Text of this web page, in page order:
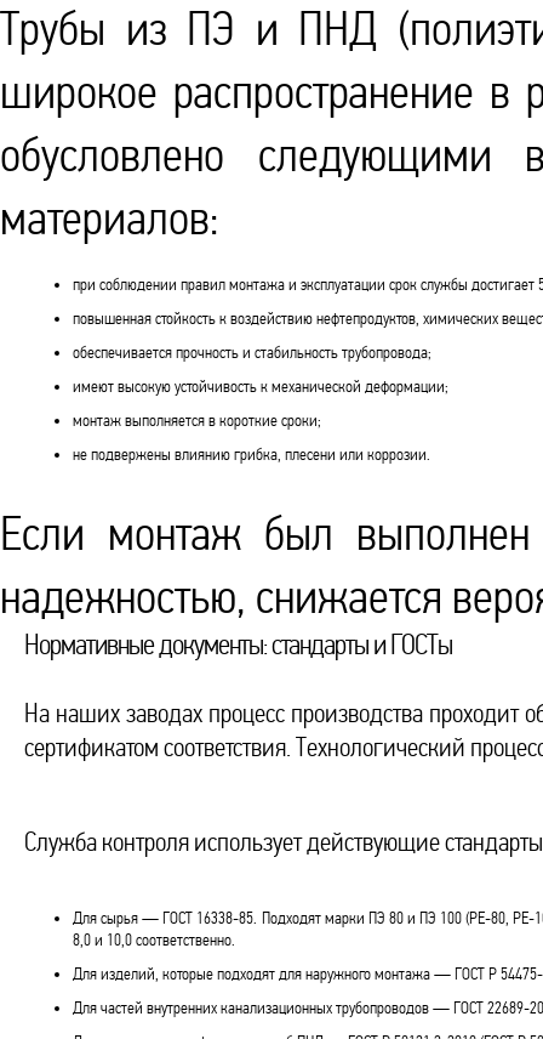
Трубы из ПЭ и ПНД
широкое распространение в
обусловлено следующими
материалов:
при соблюдении правил монтажа и эксплуатации срок службы достигает
повышенная стойкость к воздействию нефтепродуктов, химических
обеспечивается прочность и стабильность трубопровода;
имеют высокую устойчивость к механической деформации;
монтаж выполняется в короткие сроки;
не подвержены влиянию грибка, плесени или коррозии.
Если монтаж был выполнен
надежностью, снижается
Нормативные документы: стандарты и ГОСТы
На наших заводах процесс производства проходит
сертификатом соответствия. Технологический
Служба контроля использует действующие
Для сырья — ГОСТ 16338-85. Подходят марки ПЭ 80 и ПЭ 100 (PE-80,
8,0 и 10,0 соответственно.
Для изделий, которые подходят для наружного монтажа — ГОСТ Р
Для частей внутренних канализационных трубопроводов — ГОСТ 22689-